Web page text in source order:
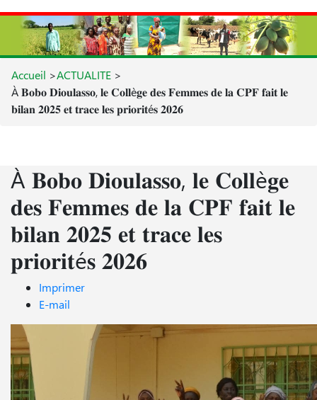
Accueil >ACTUALITE >
À 𝐁𝐨𝐛𝐨 𝐃𝐢𝐨𝐮𝐥𝐚𝐬𝐬𝐨, 𝐥𝐞 𝐂𝐨𝐥𝐥è𝐠𝐞 𝐝𝐞𝐬 𝐅𝐞𝐦𝐦𝐞𝐬 𝐝𝐞 𝐥𝐚 𝐂𝐏𝐅 𝐟𝐚𝐢𝐭 𝐥𝐞
𝐛𝐢𝐥𝐚𝐧 𝟐𝟎𝟐𝟓 𝐞𝐭 𝐭𝐫𝐚𝐜𝐞 𝐥𝐞𝐬 𝐩𝐫𝐢𝐨𝐫𝐢𝐭é𝐬 𝟐𝟎𝟐𝟔
À 𝐁𝐨𝐛𝐨 𝐃𝐢𝐨𝐮𝐥𝐚𝐬𝐬𝐨, 𝐥𝐞 𝐂𝐨𝐥𝐥è𝐠𝐞
𝐝𝐞𝐬 𝐅𝐞𝐦𝐦𝐞𝐬 𝐝𝐞 𝐥𝐚 𝐂𝐏𝐅 𝐟𝐚𝐢𝐭 𝐥𝐞
𝐛𝐢𝐥𝐚𝐧 𝟐𝟎𝟐𝟓 𝐞𝐭 𝐭𝐫𝐚𝐜𝐞 𝐥𝐞𝐬
𝐩𝐫𝐢𝐨𝐫𝐢𝐭é𝐬 𝟐𝟎𝟐𝟔
Imprimer
E-mail